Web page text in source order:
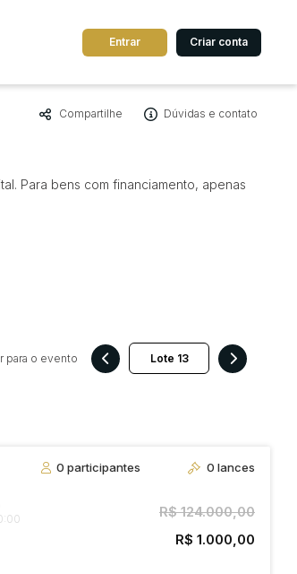
Cidade
Entrar Criar conta
Compartilhe Dúvidas e contato
Para bens com financiamento, apenas
para o evento
0participantes 0 lances
R$ 124.000,00
R$ 1.000,00